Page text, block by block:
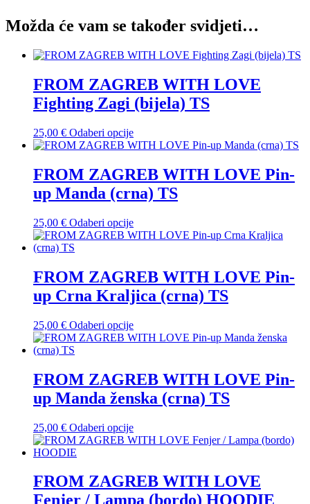
Možda će vam se također svidjeti…
FROM ZAGREB WITH LOVE
Fighting Zagi (bijela) TS
25,00 € Odaberi opcijeOvaj
proizvod
više
varijanti.
Opcije
mogu
odabrati
na
proizvoda
FROM ZAGREB WITH LOVE Pin-
up Manda (crna) TS
25,00 € Odaberi opcijeOvaj
proizvod
varijanti.
Opcije
se
odabrati
na
stranici
FROM ZAGREB WITH LOVE Pin-
up Crna Kraljica (crna) TS
25,00 € Odaberi opcijeOvaj
proizvod
varijanti.
Opcije
se
odabrati
na
stranici
FROM ZAGREB WITH LOVE Pin-
up Manda ženska (crna) TS
25,00 € Odaberi opcijeOvaj
proizvod
varijanti.
Opcije
se
FROM ZAGREB WITH LOVE
Fenjer / Lampa (bordo) HOODIE